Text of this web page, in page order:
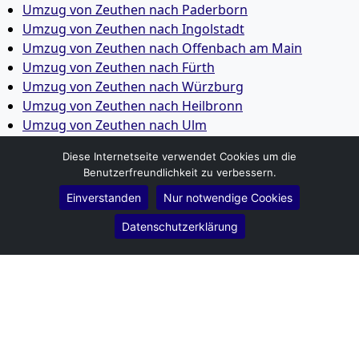
Umzug von Zeuthen nach Paderborn
Umzug von Zeuthen nach Ingolstadt
Umzug von Zeuthen nach Offenbach am Main
Umzug von Zeuthen nach Fürth
Umzug von Zeuthen nach Würzburg
Umzug von Zeuthen nach Heilbronn
Umzug von Zeuthen nach Ulm
Umzug von Zeuthen nach Wolfsburg
Umzug von Zeuthen nach Bottrop
Umzug von Zeuthen nach Göttingen
Umzug von Zeuthen nach Reutlingen
Umzug von Zeuthen nach Bremer­haven
Umzug von Zeuthen nach Koblenz
Diese Internetseite verwendet Cookies um die
Benutzerfreundlichkeit zu verbessern.
Einverstanden Nur notwendige Cookies
Datenschutzerklärung